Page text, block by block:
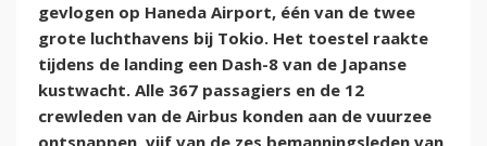
gevlogen op Haneda Airport, één van de twee
grote luchthavens bij Tokio. Het toestel raakte
tijdens de landing een Dash-8 van de Japanse
kustwacht. Alle 367 passagiers en de 12
crewleden van de Airbus konden aan de vuurzee